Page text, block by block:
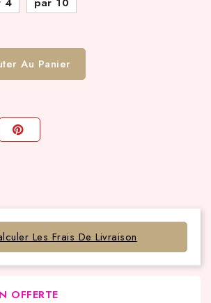
Au Panier
Les Frais De Livraison
OFFERTE